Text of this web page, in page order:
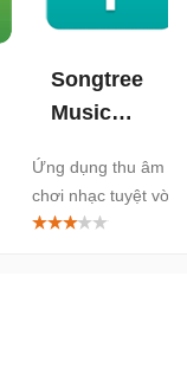
Songtree
Music
Mac
Ứng dụng thu âm và
chơi nhạc tuyệt vời
trên Mac